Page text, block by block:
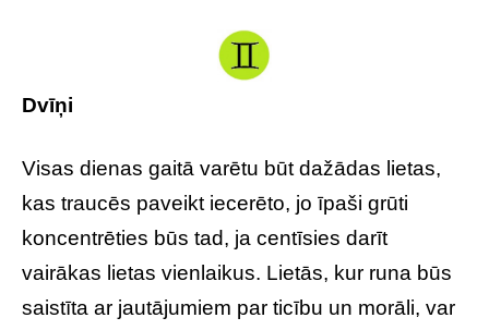
Dvīņi
Visas dienas gaitā varētu būt dažādas lietas,
kas traucēs paveikt iecerēto, jo īpaši grūti
koncentrēties būs tad, ja centīsies darīt
vairākas lietas vienlaikus. Lietās, kur runa būs
saistīta ar jautājumiem par ticību un morāli, var